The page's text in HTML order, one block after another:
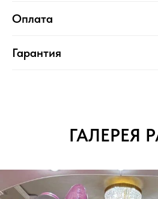
Оплата
Гарантия
ГАЛЕРЕЯ